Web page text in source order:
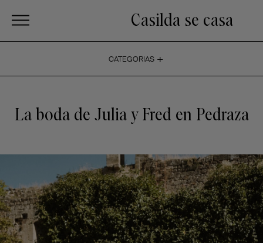
Casilda se casa
CATEGORIAS +
La boda de Julia y Fred en Pedraza